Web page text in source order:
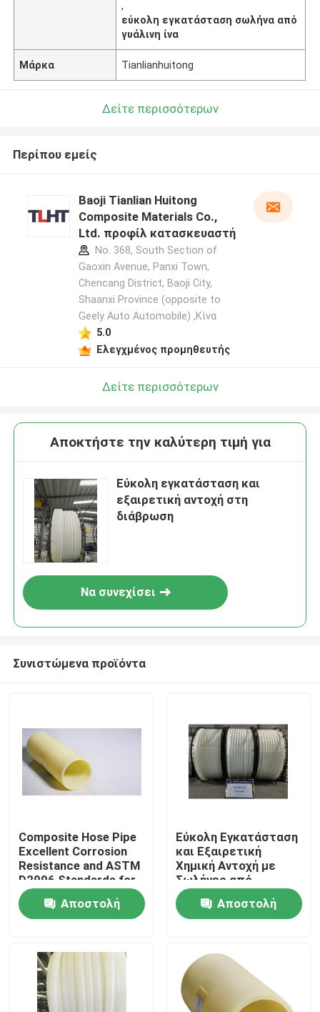
Αρχική Σελίδα
Προϊόντα
Εμφάνιση VR
,
εύκολη εγκατάσταση σωλήνα από
γυάλινη ίνα
Μάρκα Tianlianhuitong
Δείτε περισσότερων
Περίπου εμείς
Baoji Tianlian Huitong
Composite Materials Co.,
Ltd. προφίλ κατασκευαστή
No. 368, South Section of
Gaoxin Avenue, Panxi Town,
Chencang District, Baoji City,
Shaanxi Province (opposite to
Geely Auto Automobile) ,Κίνα
5.0
Ελεγχμένος προμηθευτής
Δείτε περισσότερων
Αποκτήστε την καλύτερη τιμή για
Εύκολη εγκατάσταση και
εξαιρετική αντοχή στη
διάβρωση
Να συνεχίσει
Συνιστώμενα προϊόντα
Composite Hose Pipe
Excellent Corrosion
Resistance and ASTM
D2996 Standards for
Industrial Applications
Αποστολή
Εύκολη Εγκατάσταση
και Εξαιρετική
Χημική Αντοχή με
Σωλήνες από
Πλαστικό Ενισχυμένο
με Ίνες Γυαλιού
Αποστολή